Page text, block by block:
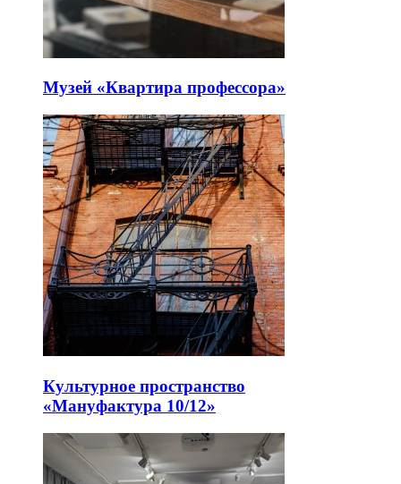
Музей «Квартира профессора»
Культурное пространство
«Мануфактура 10/12»